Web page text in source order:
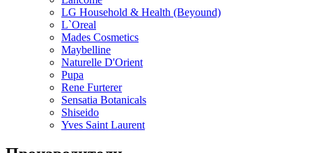
LG Household & Health (Beyound)
L`Oreal
Mades Cosmetics
Maybelline
Naturelle D'Orient
Pupa
Rene Furterer
Sensatia Botanicals
Shiseido
Yves Saint Laurent